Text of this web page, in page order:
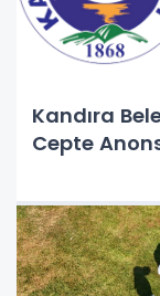
Kandıra
Cepte